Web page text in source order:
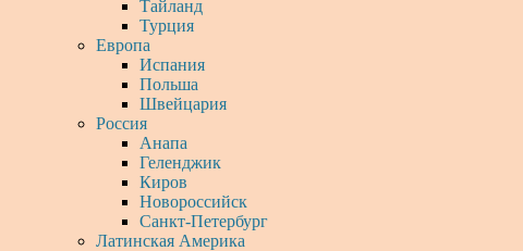
Тайланд
Турция
Европа
Испания
Польша
Швейцария
Россия
Анапа
Геленджик
Киров
Новороссийск
Санкт-Петербург
Латинская Америка